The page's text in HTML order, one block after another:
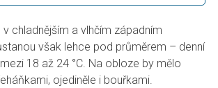
chladnějším a vlhčím západním
však lehce pod průměrem – denní
18 až 24 °C. Na obloze by mělo
ojediněle i bouřkami.